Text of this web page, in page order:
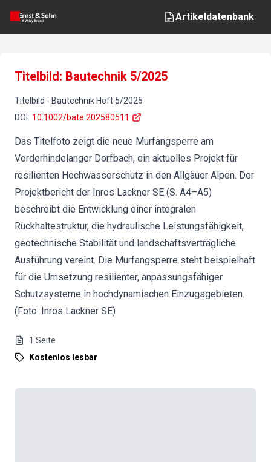
Artikeldatenbank
Titelbild: Bautechnik 5/2025
Titelbild - Bautechnik Heft 5/2025
DOI : 10.1002/bate.202580511
Das Titelfoto zeigt die neue Murfangsperre am
Vorderhindelanger Dorfbach, ein aktuelles Projekt für
resilienten Hochwasserschutz in den Allgäuer Alpen. Der
Projektbericht der Inros Lackner SE (S. A4–A5)
beschreibt die Entwicklung einer integralen
Rückhaltestruktur, die hydraulische Leistungsfähigkeit,
geotechnische Stabilität und landschaftsverträgliche
Ausführung vereint. Die Murfangsperre steht beispielhaft
für die Umsetzung resilienter, anpassungsfähiger
Schutzsysteme in hochdynamischen Einzugsgebieten.
(Foto: Inros Lackner SE)
1 Seite
Kostenlos lesbar